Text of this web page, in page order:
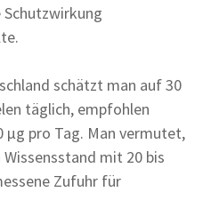
schätzt man auf 30
täglich, empfohlen
µg pro Tag. Man vermutet,
mit 20 bis
Zufuhr für